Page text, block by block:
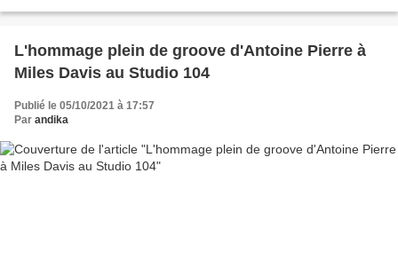
L'hommage plein de groove d'Antoine Pierre à
Miles Davis au Studio 104
Publié le 05/10/2021 à 17:57
Par andika